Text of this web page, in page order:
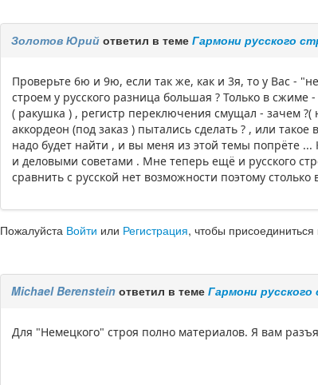
Золотов Юрий ответил в темеГармони русского
Проверьте 6ю и 9ю, если так же, как и 3я, то у Вас -
строем у русского разница большая ? Только в сжиме
( ракушка ) , регистр переключения смущал - зачем
аккордеон (под заказ ) пытались сделать ? , или
надо будет найти , и вы меня из этой темы попрёте
и деловыми советами . Мне теперь ещё и русского
сравнить с русской нет возможности поэтому столько
Пожалуйста Войти или Регистрация, чтобы присоединиться
Michael Berenstein ответил в темеГармони русского
Для "Немецкого" строя полно материалов. Я вам